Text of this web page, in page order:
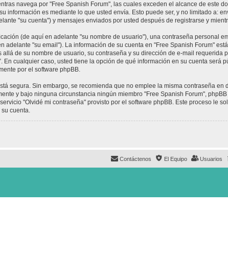
navega por "Free Spanish Forum", las cuales exceden el alcance de este
información es mediante lo que usted envía. Esto puede ser, y no limitado a:
"su cuenta") y mensajes enviados por usted después de registrarse y
(de aquí en adelante "su nombre de usuario"), una contraseña personal
"su email"). La información de su cuenta en "Free Spanish Forum"
de su nombre de usuario, su contraseña y su dirección de e-mail requerida
En cualquier caso, usted tiene la opción de qué información en su cuenta será
por el software phpBB.
segura. Sin embargo, se recomienda que no emplee la misma contraseña
y bajo ninguna circunstancia ningún miembro "Free Spanish Forum",
"Olvidé mi contraseña" provisto por el software phpBB. Este proceso le
cuenta.
Usuarios
El Equipo
Contáctenos